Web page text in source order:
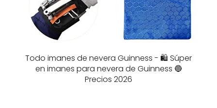
Todo imanes de nevera Guinness - 🛍️ Súper
en imanes para nevera de Guinness 🔵
Precios 2026